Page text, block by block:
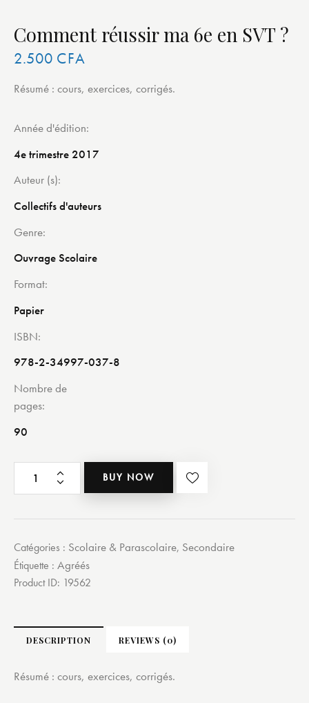
Comment réussir ma 6e en SVT ?
2.500 CFA
Résumé : cours, exercices, corrigés.
Année d'édition
4e trimestre 2017
Auteur (s)
Collectifs d'auteurs
Genre
Ouvrage Scolaire
Format
Papier
ISBN
978-2-34997-037-8
Nombre de
pages
90
BUY NOW
Catégories : Scolaire & Parascolaire, Secondaire
Étiquette : Agréés
Product ID: 19562
DESCRIPTION REVIEWS (0)
Résumé : cours, exercices, corrigés.